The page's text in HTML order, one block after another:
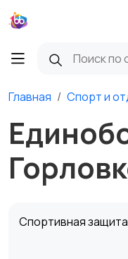
Главная Спорт и
Спортивная защита